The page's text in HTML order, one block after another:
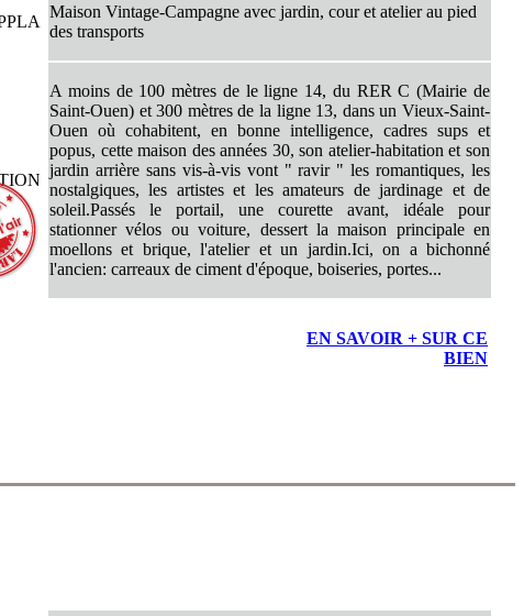
Maison Vintage-Campagne avec jardin, cour et atelier au pied
des transports
A moins de 100 mètres de le ligne 14, du RER C (Mairie de
Saint-Ouen) et 300 mètres de la ligne 13, dans un Vieux-Saint-
Ouen où cohabitent, en bonne intelligence, cadres sups et
popus, cette maison des années 30, son atelier-habitation et son
jardin arrière sans vis-à-vis vont " ravir " les romantiques, les
nostalgiques, les artistes et les amateurs de jardinage et de
soleil.Passés le portail, une courette avant, idéale pour
stationner vélos ou voiture, dessert la maison principale en
moellons et brique, l'atelier et un jardin.Ici, on a bichonné
l'ancien: carreaux de ciment d'époque, boiseries, portes...
EN SAVOIR + SUR CE
BIEN